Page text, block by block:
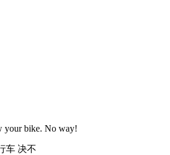
your bike. No way!
车 决不